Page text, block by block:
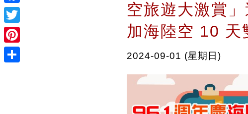
Facebook
Twitter
Pinterest
空旅遊大激賞
加海陸空 10 天
2024-09-01 (星期日)